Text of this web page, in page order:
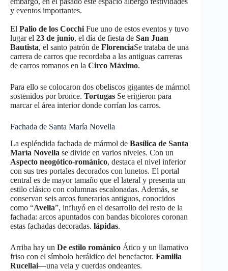
y eventos importantes.
El Palio de los CocchiFue uno de estos eventos y tuvo
lugar el 23 de junio, el día de fiesta de San Juan
Bautista, el santo patrón de FlorenciaSe trataba de una
carrera de carros que recordaba a las antiguas carreras
de carros romanos en la Circo Máximo.
Para ello se colocaron dos obeliscos gigantes de mármol
sostenidos por bronce. Tortugas Se erigieron para
marcar el área interior donde corrían los carros.
Fachada de Santa María Novella
La espléndida fachada de mármol de Basílica de Santa
María Novella se divide en varios niveles. Con un
Aspecto neogótico-románico, destaca el nivel inferior
con sus tres portales decorados con lunetos. El portal
central es de mayor tamaño que el lateral y presenta un
estilo clásico con columnas escalonadas. Además, se
conservan seis arcos funerarios antiguos, conocidos
como “Avella”, influyó en el desarrollo del resto de la
fachada: arcos apuntados con bandas bicolores coronan
estas fachadas decoradas. lápidas.
Arriba hay un De estilo románico Ático y un llamativo
friso con el símbolo heráldico del benefactor. Familia
Rucellai—una vela y cuerdas ondeantes.